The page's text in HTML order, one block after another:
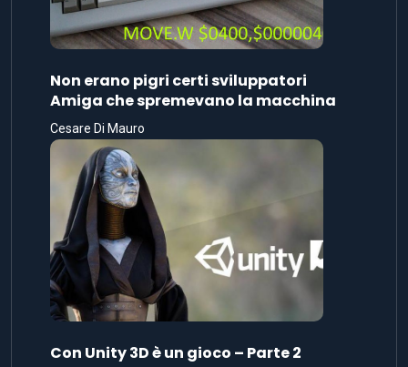
Non erano pigri certi sviluppatori
Amiga che spremevano la macchina
Cesare Di Mauro
Con Unity 3D è un gioco – Parte 2